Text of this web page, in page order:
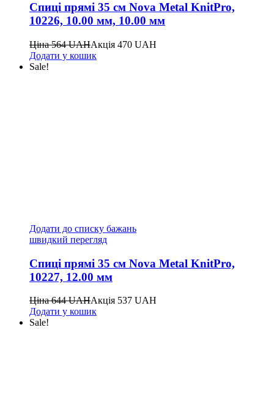
Спиці прямі 35 см Nova Metal KnitPro,
10226, 10.00 мм, 10.00 мм
Ціна564UAHАкція 470 UAH
Додати у кошик
Sale!
Додати до списку бажань
швидкий перегляд
Спиці прямі 35 см Nova Metal KnitPro,
10227, 12.00 мм
Ціна644UAHАкція 537 UAH
Додати у кошик
Sale!